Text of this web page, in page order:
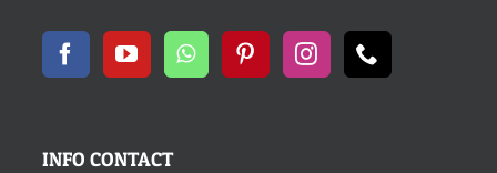
INFO CONTACT